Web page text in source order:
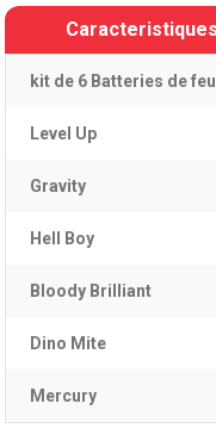
Caracteristiques
kit de 6 Batteries de
Level Up
Gravity
Hell Boy
Bloody Brilliant
Dino Mite
Mercury